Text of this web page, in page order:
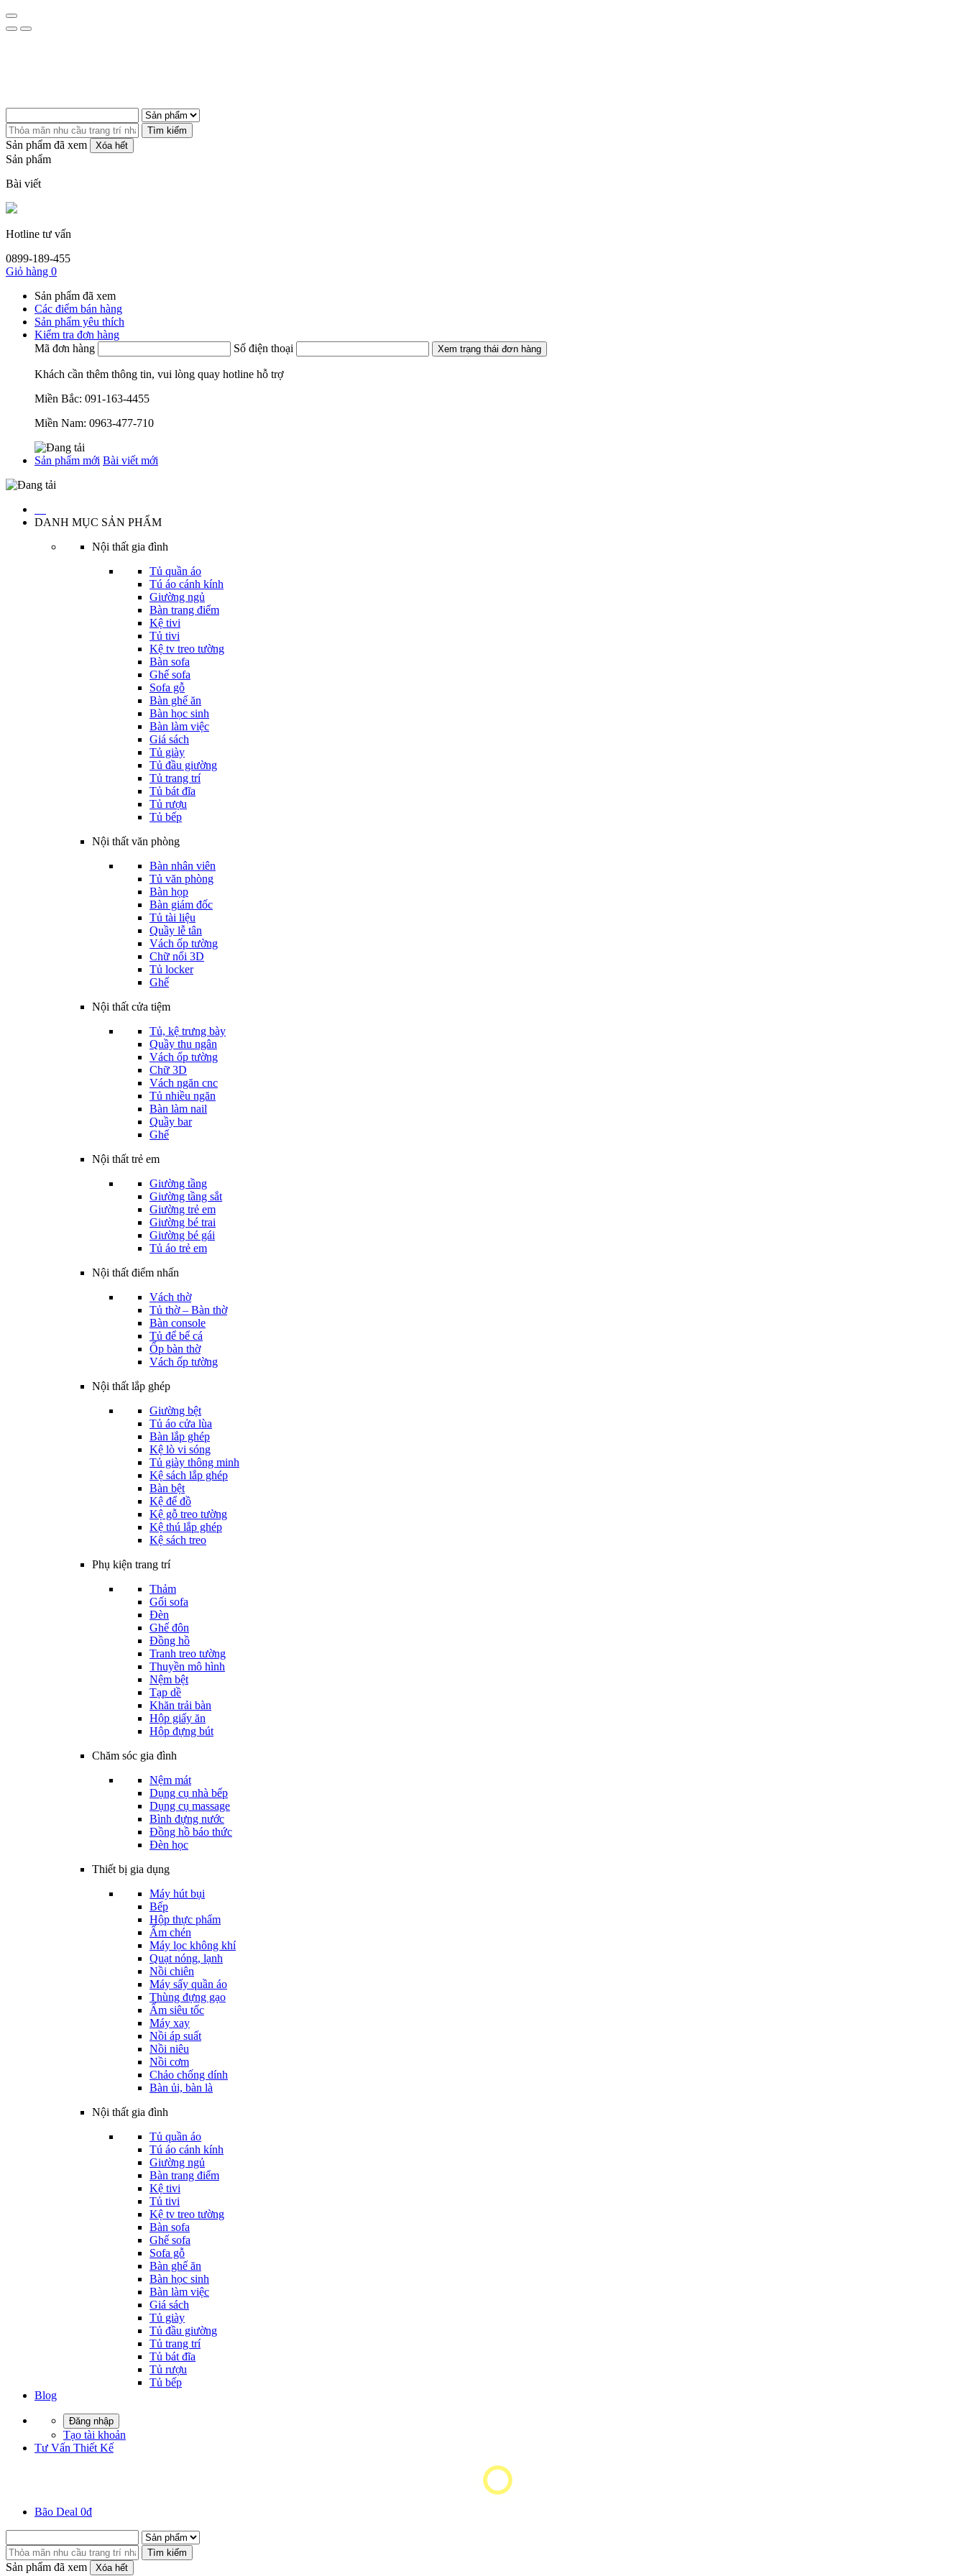
Tìm kiếm
Sản phẩm đã xem Xóa hết
Sản phẩm
Bài viết
Hotline tư vấn
0899-189-455
Giỏ hàng 0
Sản phẩm đã xem
Các điểm bán hàng
Sản phẩm yêu thích
Kiểm tra đơn hàng
Mã đơn hàng
Số điện thoại Xem trạng thái đơn hàng
Khách cần thêm thông tin, vui lòng quay hotline hỗ trợ
Miền Bắc: 091-163-4455
Miền Nam: 0963-477-710
Sản phẩm mới Bài viết mới
DANH MỤC SẢN PHẨM
Nội thất gia đình
Tủ quần áo
Tú áo cánh kính
Giường ngủ
Bàn trang điểm
Kệ tivi
Tủ tivi
Kệ tv treo tường
Bàn sofa
Ghế sofa
Sofa gỗ
Bàn ghế ăn
Bàn học sinh
Bàn làm việc
Giá sách
Tủ giày
Tủ đầu giường
Tủ trang trí
Tủ bát đĩa
Tủ rượu
Tủ bếp
Nội thất văn phòng
Bàn nhân viên
Tủ văn phòng
Bàn họp
Bàn giám đốc
Tủ tài liệu
Quầy lễ tân
Vách ốp tường
Chữ nổi 3D
Tủ locker
Ghế
Nội thất cửa tiệm
Tủ, kệ trưng bày
Quầy thu ngân
Vách ốp tường
Chữ 3D
Vách ngăn cnc
Tủ nhiều ngăn
Bàn làm nail
Quầy bar
Ghế
Nội thất trẻ em
Giường tầng
Giường tầng sắt
Giường trẻ em
Giường bé trai
Giường bé gái
Tủ áo trẻ em
Nội thất điểm nhấn
Vách thờ
Tủ thờ – Bàn thờ
Bàn console
Tủ để bể cá
Ốp bàn thờ
Vách ốp tường
Nội thất lắp ghép
Giường bệt
Tủ áo cửa lùa
Bàn lắp ghép
Kệ lò vi sóng
Tủ giày thông minh
Kệ sách lắp ghép
Bàn bệt
Kệ để đồ
Kệ gỗ treo tường
Kệ thú lắp ghép
Kệ sách treo
Phụ kiện trang trí
Thảm
Gối sofa
Đèn
Ghế đôn
Đồng hồ
Tranh treo tường
Thuyền mô hình
Nệm bệt
Tạp dề
Khăn trải bàn
Hộp giấy ăn
Hộp đựng bút
Chăm sóc gia đình
Nệm mát
Dụng cụ nhà bếp
Dụng cụ massage
Bình đựng nước
Đồng hồ báo thức
Đèn học
Thiết bị gia dụng
Máy hút bụi
Bếp
Hộp thực phẩm
Ấm chén
Máy lọc không khí
Quạt nóng, lạnh
Nồi chiên
Máy sấy quần áo
Thùng đựng gạo
Ấm siêu tốc
Máy xay
Nồi áp suất
Nồi niêu
Nồi cơm
Chảo chống dính
Bàn ủi, bàn là
Nội thất gia đình
Tủ quần áo
Tú áo cánh kính
Giường ngủ
Bàn trang điểm
Kệ tivi
Tủ tivi
Kệ tv treo tường
Bàn sofa
Ghế sofa
Sofa gỗ
Bàn ghế ăn
Bàn học sinh
Bàn làm việc
Giá sách
Tủ giày
Tủ đầu giường
Tủ trang trí
Tủ bát đĩa
Tủ rượu
Tủ bếp
Blog
Đăng nhập
Tạo tài khoản
Tư Vấn Thiết Kế
Bão Deal 0đ
Tìm kiếm
Sản phẩm đã xem Xóa hết